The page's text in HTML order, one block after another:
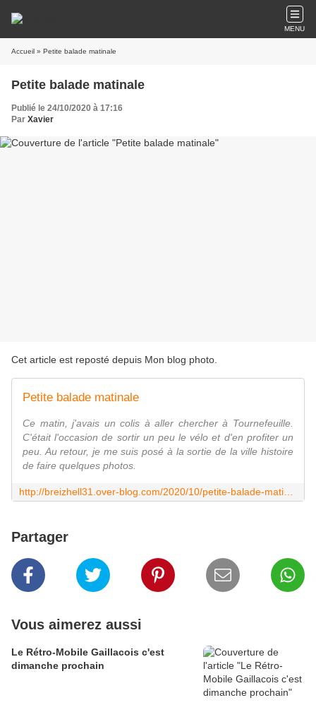
MENU
Accueil » Petite balade matinale
Petite balade matinale
Publié le 24/10/2020 à 17:16
Par Xavier
Cet article est reposté depuis Mon blog photo
Petite balade matinale
Ce matin, j'avais un colis à aller chercher à Tournefeuille.
C'était l'occasion de sortir un peu le vélo et d'en profiter un
peu. Au retour, je me suis posé à la sortie de la ville histoire
de faire quelques photos.
Partager
Vous aimerez aussi
Le Rétro-Mobile Gaillacois c'est
dimanche prochain